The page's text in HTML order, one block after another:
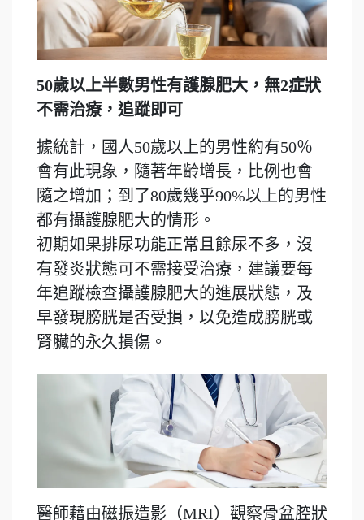
50歲以上半數男性有護腺肥大，無2症狀
不需治療，追蹤即可
據統計，國人50歲以上的男性約有50％
會有此現象，隨著年齡增長，比例也會
隨之增加；到了80歲幾乎90%以上的男性
都有攝護腺肥大的情形。
初期如果排尿功能正常且餘尿不多，沒
有發炎狀態可不需接受治療，建議要每
年追蹤檢查攝護腺肥大的進展狀態，及
早發現膀胱是否受損，以免造成膀胱或
腎臟的永久損傷。
醫師藉由磁振造影（MRI）觀察骨盆腔狀